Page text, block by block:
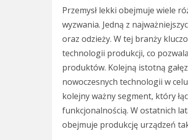
Przemysł lekki obejmuje wiele
wyzwania. Jedną z
oraz odzieży. W tej branży
technologii produkcji, co
produktów. Kolejną istotną
nowoczesnych technologii w
kolejny ważny segment, który
funkcjonalnością. W ostatnich
obejmuje produkcję urządzeń